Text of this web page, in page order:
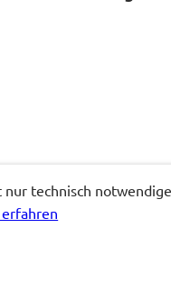
technisch